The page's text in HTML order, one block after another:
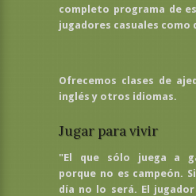
completo programa de
jugadores casuales como
Ofrecemos clases de
inglés y otros idiomas.
Jugar para vivir
"El que sólo juega a
porque no es campeón.
día no lo será. El